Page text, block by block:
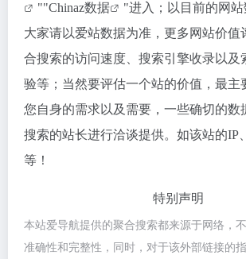
""Chinaz数据
"进入；以目前的网
大家请以爱站数据为准，更多网站价值
合搜索的访问速度、搜索引擎收录以及
验等；当然要评估一个站的价值，最主
您自身的需求以及需要，一些确切的数
搜索的站长进行洽谈提供。如该站的IP
等！
特别声明
本站爱导航提供的聚合搜索都来源于网络，
准确性和完整性，同时，对于该外部链接的